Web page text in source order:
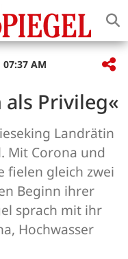
AM
Privileg«
Landrätin
Mit Corona und
fielen gleich zwei
Beginn ihrer
sprach mit ihr
Hochwasser